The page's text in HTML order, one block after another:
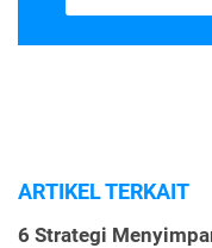
ARTIKEL TERKAIT
6 Strategi